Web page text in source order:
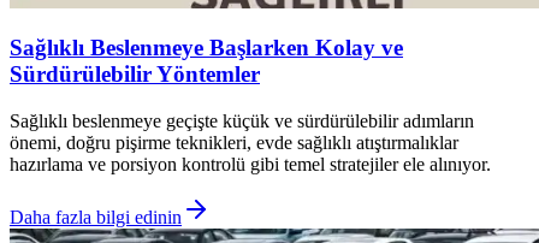
Sağlıklı Beslenmeye Başlarken Kolay ve
Sürdürülebilir Yöntemler
Sağlıklı beslenmeye geçişte küçük ve sürdürülebilir adımların
önemi, doğru pişirme teknikleri, evde sağlıklı atıştırmalıklar
hazırlama ve porsiyon kontrolü gibi temel stratejiler ele alınıyor.
Daha fazla bilgi edinin